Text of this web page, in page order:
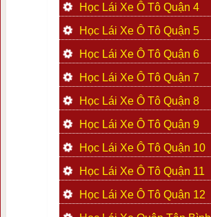
Học Lái Xe Ô Tô Quận 4
Học Lái Xe Ô Tô Quận 5
Học Lái Xe Ô Tô Quận 6
Học Lái Xe Ô Tô Quận 7
Học Lái Xe Ô Tô Quận 8
Học Lái Xe Ô Tô Quận 9
Học Lái Xe Ô Tô Quận 10
Học Lái Xe Ô Tô Quận 11
Học Lái Xe Ô Tô Quận 12